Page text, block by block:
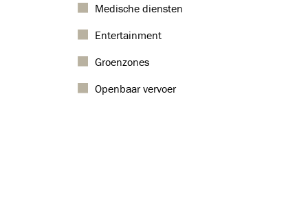
Medische diensten
Entertainment
Groenzones
Openbaar vervoer